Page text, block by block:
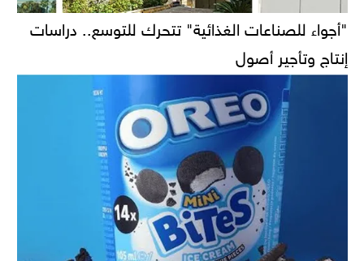
"أجواء للصناعات الغذائية" تتحرك للتوسع.. دراسات
إنتاج وتأجير أصول